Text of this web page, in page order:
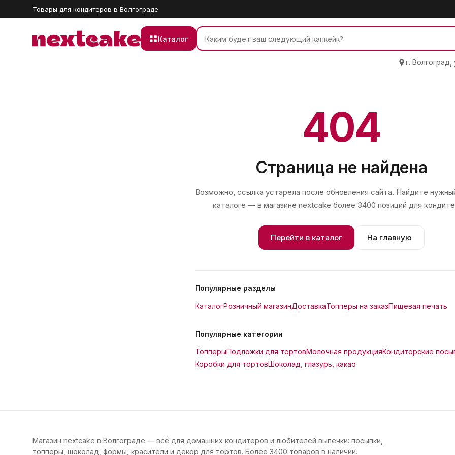
Товары для кондитеров в Волгограде
Каталог
г.
404
Страница не найдена
Возможно, ссылка устарела после обновления сайта. Найдите
каталоге — в магазине nextcake более 3400 позиций для
Перейти в каталог На главную
Популярные разделы
КаталогРозничный магазинДоставкаТопперы на заказПищевая печать
Популярные категории
ТопперыПодложки для тортовМолочная продукцияКондитерские
Коробки для тортовШоколад, глазурь, какао
Магазин nextcake в Волгограде — всё для домашних кондитеров и любителей выпечки: посыпки,
топперы, шоколад, формы, красители и декор для тортов. Более 3400 товаров в наличии.